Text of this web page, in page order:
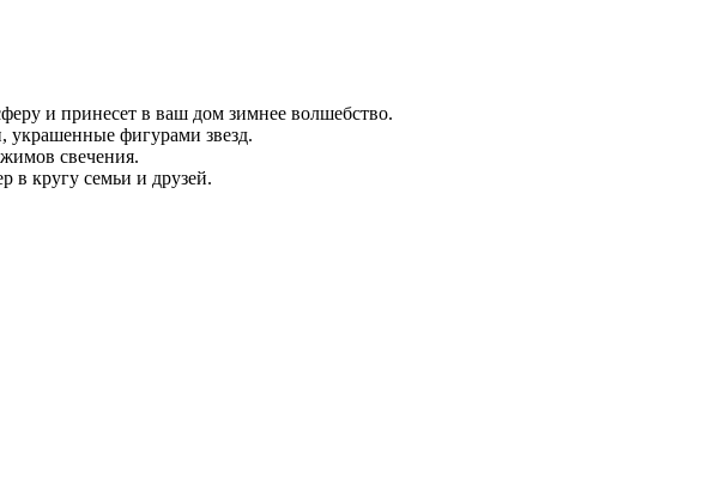
и принесет в ваш дом зимнее волшебство.
украшенные фигурами звезд.
свечения.
в кругу семьи и друзей.